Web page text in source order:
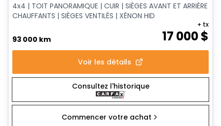
4x4 | TOIT PANORAMIQUE | CUIR | SIÈGES AVANT ET ARRIÈRE
CHAUFFANTS | SIÈGES VENTILÉS | XÉNON HID
93 000 km 17 000$
+ tx
Voir les détails
Consultez l'historique
Commencer votre achat